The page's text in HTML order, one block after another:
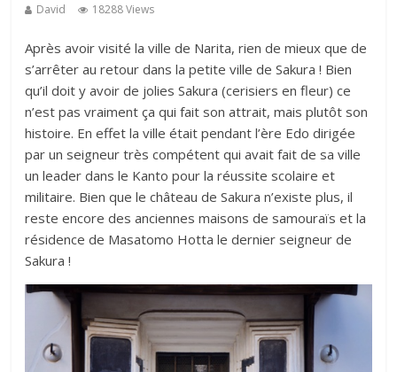
David 18288 Views
Après avoir visité la ville de Narita, rien de mieux que de
s’arrêter au retour dans la petite ville de Sakura ! Bien
qu’il doit y avoir de jolies Sakura (cerisiers en fleur) ce
n’est pas vraiment ça qui fait son attrait, mais plutôt son
histoire. En effet la ville était pendant l’ère Edo dirigée
par un seigneur très compétent qui avait fait de sa ville
un leader dans le Kanto pour la réussite scolaire et
militaire. Bien que le château de Sakura n’existe plus, il
reste encore des anciennes maisons de samouraïs et la
résidence de Masatomo Hotta le dernier seigneur de
Sakura !